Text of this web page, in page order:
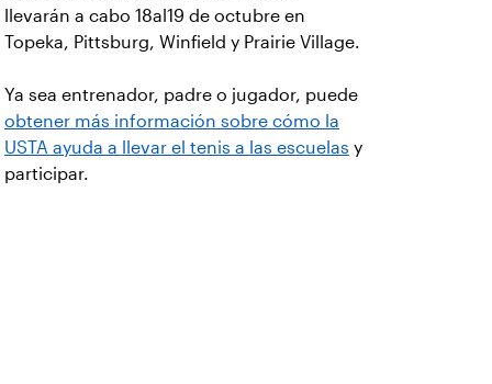
llevarán a cabo 18al19 de octubre en
Topeka, Pittsburg, Winfield y Prairie Village.
Ya sea entrenador, padre o jugador, puede
obtener más información sobre cómo la
USTA ayuda a llevar el tenis a las escuelas y
participar.